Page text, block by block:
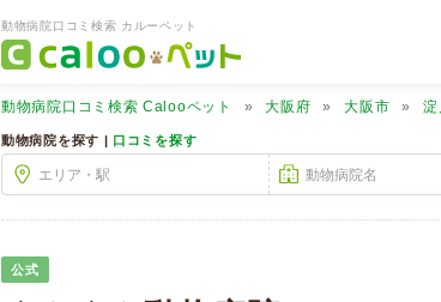
動物病院口コミ検索 カルーペット
動物病院口コミ検索 Calooペット 大阪府 大阪市 淀
動物病院を探す | 口コミを探す
公式